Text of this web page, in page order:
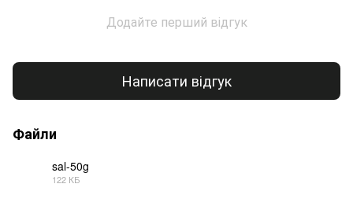
Додайте перший відгук
Написати відгук
Файли
sal-50g
122 КБ